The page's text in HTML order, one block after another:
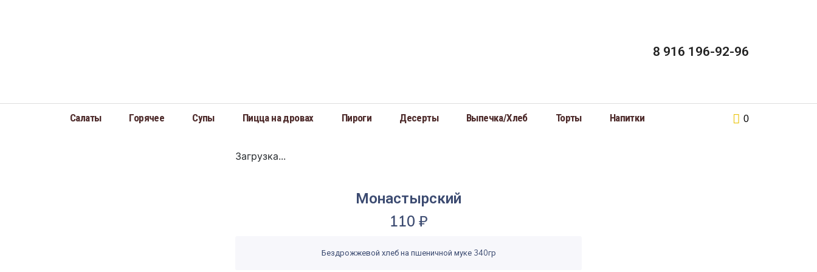
8 916 196-92-96
Салаты Горячее Супы Пицца на дровах Пироги Десерты Выпечка/Хлеб Торты Напитки 0
Загрузка...
Монастырский
110 ₽
Бездрожжевой хлеб на пшеничной муке 340гр
Пицца на дровах